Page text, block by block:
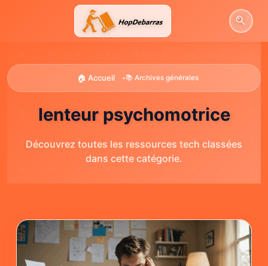
🏠 Accueil •📚 Archives générales
lenteur psychomotrice
Découvrez toutes les ressources tech classées
dans cette catégorie.